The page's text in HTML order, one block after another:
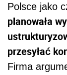
Polsce jako
planowała
przesyłać
Firma